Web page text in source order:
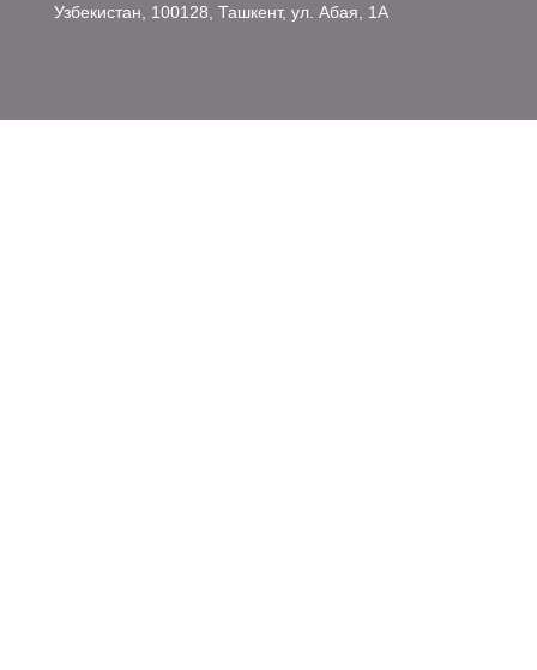
Узбекистан, 100128, Ташкент, ул. Абая, 1А